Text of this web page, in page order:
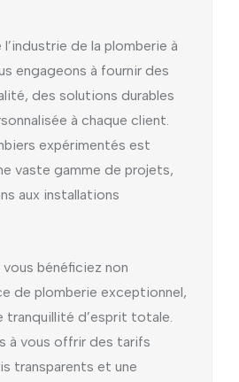
de la plomberie à
engageons à fournir des
des solutions durables
à chaque client.
expérimentés est
vaste gamme de projets,
aux installations
bénéficiez non
de plomberie exceptionnel,
tranquillité d’esprit totale.
à vous offrir des tarifs
transparents et une